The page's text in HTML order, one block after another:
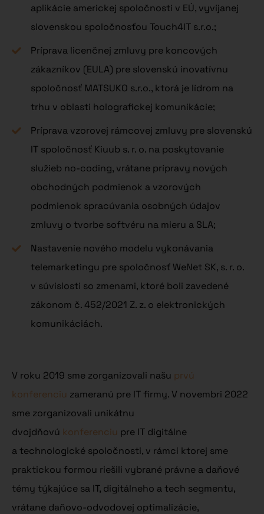
aplikácie americkej spoločnosti v EÚ, vyvíjanej
slovenskou spoločnosťou Touch4IT s.r.o.;
Príprava licenčnej zmluvy pre koncových
zákazníkov (EULA) pre slovenskú inovatívnu
spoločnosť MATSUKO s.r.o., ktorá je lídrom na
trhu v oblasti holografickej komunikácie;
Príprava vzorovej rámcovej zmluvy pre slovenskú
IT spoločnosť Kiuub s. r. o. na poskytovanie
služieb no-coding, vrátane prípravy nových
obchodných podmienok a vzorových
podmienok spracúvania osobných údajov
zmluvy o tvorbe softvéru na mieru a SLA;
Nastavenie nového modelu vykonávania
telemarketingu pre spoločnosť WeNet SK, s. r. o.
v súvislosti so zmenami, ktoré boli zavedené
zákonom č. 452/2021 Z. z. o elektronických
komunikáciách.
V roku 2019 sme zorganizovali našu prvú
konferenciu zameranú pre IT firmy. V novembri 2022
sme zorganizovali unikátnu
dvojdňovú konferenciu pre IT digitálne
a technologické spoločnosti, v rámci ktorej sme
praktickou formou riešili vybrané právne a daňové
témy týkajúce sa IT, digitálneho a tech segmentu,
vrátane daňovo-odvodovej optimalizácie,